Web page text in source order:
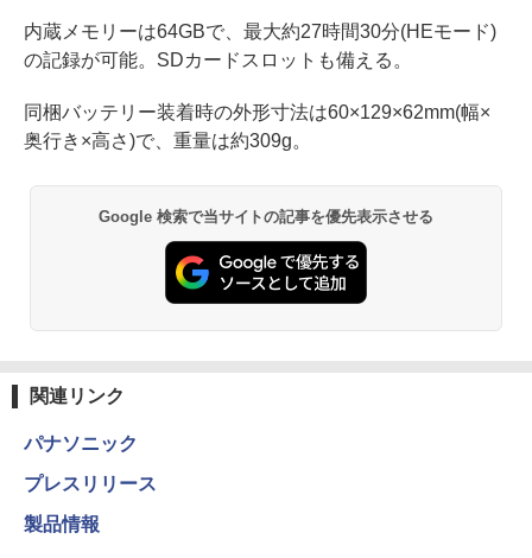
内蔵メモリーは64GBで、最大約27時間30分(HEモード)
の記録が可能。SDカードスロットも備える。
同梱バッテリー装着時の外形寸法は60×129×62mm(幅×
奥行き×高さ)で、重量は約309g。
Google 検索で当サイトの記事を優先表示させる
関連リンク
パナソニック
プレスリリース
製品情報